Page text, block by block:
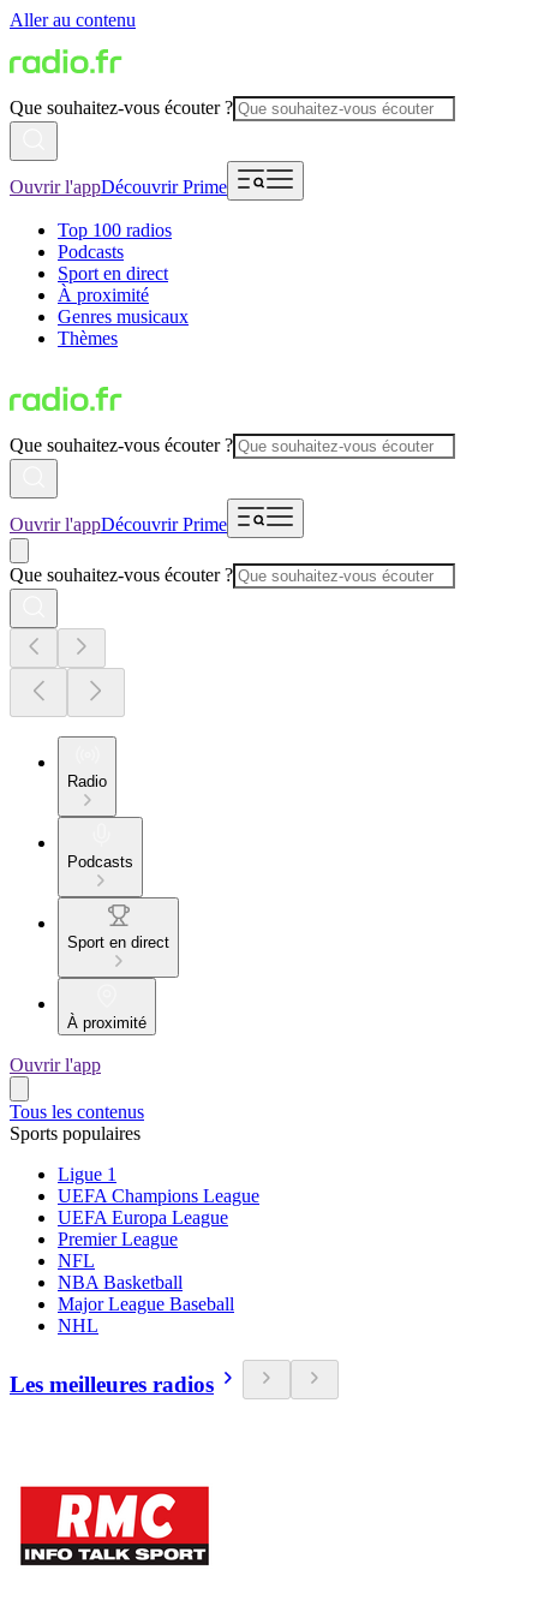
Aller au contenu
Que souhaitez-vous écouter ?
Ouvrir l'appDécouvrir Prime
Top 100 radios
Podcasts
Sport en direct
À proximité
Genres musicaux
Thèmes
Que souhaitez-vous écouter ?
Ouvrir l'appDécouvrir Prime
Que souhaitez-vous écouter ?
Radio
Podcasts
Sport en direct
À proximité
Ouvrir l'app
Tous les contenus
Sports populaires
Ligue 1
UEFA Champions League
UEFA Europa League
Premier League
NFL
NBA Basketball
Major League Baseball
NHL
Les meilleures radios